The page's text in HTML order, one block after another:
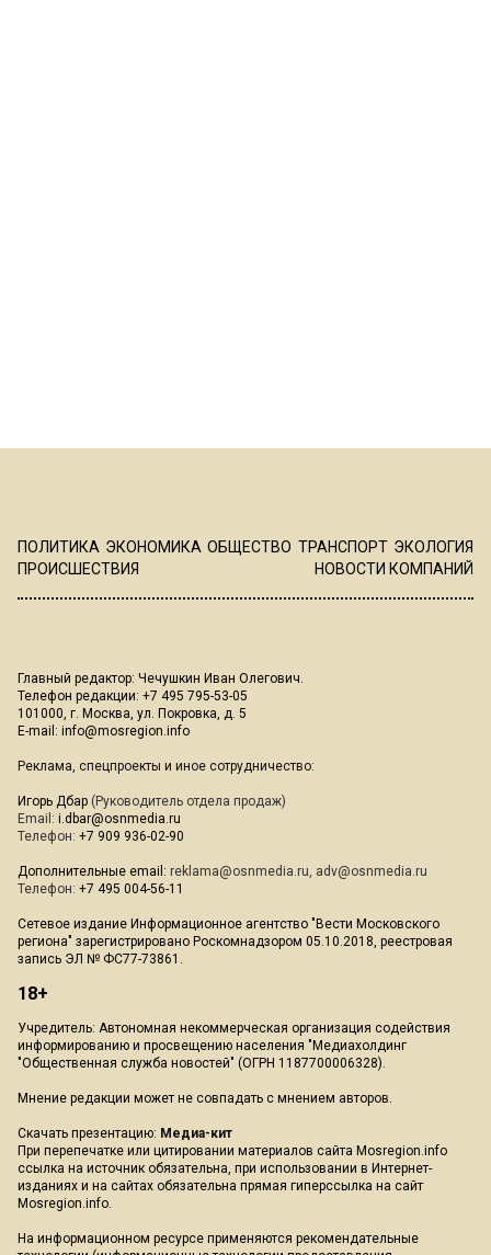
ПОЛИТИКА ЭКОНОМИКА ОБЩЕСТВО ТРАНСПОРТ ЭКОЛОГИЯ
ПРОИСШЕСТВИЯ
НОВОСТИ КОМПАНИЙ
Главный редактор: Чечушкин Иван Олегович.
Телефон редакции: +7 495 795-53-05
101000, г. Москва, ул. Покровка, д. 5
E-mail: info@mosregion.info
Реклама, спецпроекты и иное сотрудничество:
Игорь Дбар (Руководитель отдела продаж)
Email: i.dbar@osnmedia.ru
Телефон: +7 909 936-02-90
Дополнительные email: reklama@osnmedia.ru, adv@osnmedia.ru
Телефон: +7 495 004-56-11
Сетевое издание Информационное агентство "Вести Московского
региона" зарегистрировано Роскомнадзором 05.10.2018, реестровая
запись ЭЛ № ФС77-73861.
18+
Учредитель: Автономная некоммерческая организация содействия
информированию и просвещению населения "Медиахолдинг
"Общественная служба новостей" (ОГРН 1187700006328).
Мнение редакции может не совпадать с мнением авторов.
Скачать презентацию: Медиа-кит
При перепечатке или цитировании материалов сайта Mosregion.info
ссылка на источник обязательна, при использовании в Интернет-
изданиях и на сайтах обязательна прямая гиперссылка на сайт
Mosregion.info.
На информационном ресурсе применяются рекомендательные